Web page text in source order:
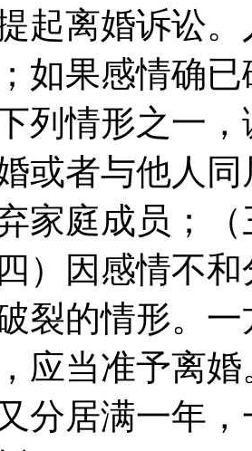
起离婚诉讼
如果感情确
列情形之一
婚或者与他人
家庭成员；
）因感情不
裂的情形。
应当准予离
分居满一年